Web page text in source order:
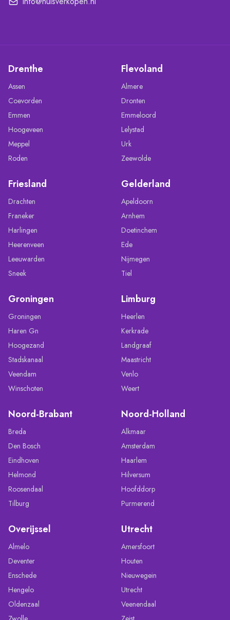
Drenthe
Assen
Coevorden
Emmen
Hoogeveen
Meppel
Roden
Flevoland
Almere
Dronten
Emmeloord
Lelystad
Urk
Zeewolde
Friesland
Drachten
Franeker
Harlingen
Heerenveen
Leeuwarden
Sneek
Gelderland
Apeldoorn
Arnhem
Doetinchem
Ede
Nijmegen
Tiel
Groningen
Groningen
Haren Gn
Hoogezand
Stadskanaal
Veendam
Winschoten
Limburg
Heerlen
Kerkrade
Landgraaf
Maastricht
Venlo
Weert
Noord-Brabant
Breda
Den Bosch
Eindhoven
Helmond
Roosendaal
Tilburg
Noord-Holland
Alkmaar
Amsterdam
Haarlem
Hilversum
Hoofddorp
Purmerend
Overijssel
Almelo
Deventer
Enschede
Hengelo
Oldenzaal
Utrecht
Amersfoort
Houten
Nieuwegein
Utrecht
Veenendaal